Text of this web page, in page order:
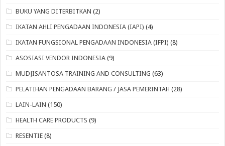
BUKU YANG DITERBITKAN (2)
IKATAN AHLI PENGADAAN INDONESIA (IAPI) (4)
IKATAN FUNGSIONAL PENGADAAN INDONESIA (IFPI) (8)
ASOSIASI VENDOR INDONESIA (9)
MUDJISANTOSA TRAINING AND CONSULTING (63)
PELATIHAN PENGADAAN BARANG / JASA PEMERINTAH (28)
LAIN-LAIN (150)
HEALTH CARE PRODUCTS (9)
RESENTIE (8)